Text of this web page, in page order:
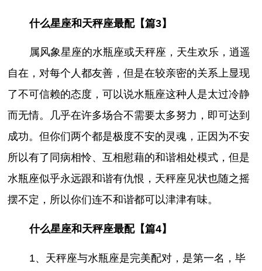
什么星座和天秤座最配【篇3】
属风象星座的水瓶座或天秤座，天生欢乐，逍遥
自在，对每个人都友善，但是在较亲密的关系上显现
了不可信赖的态度，可以说水瓶座这种人是太过冷静
而无情。几乎在许多场合不需要太多努力，即可达到
成功。但你们两个都是极度不安的灵魂，正因为不安
所以有了同病相怜、互相慰藉的和谐相处模式，但是
水瓶座似乎永远跟和谐有仇恨，天秤座见状也随之摇
摆不定，所以你们连不和谐都可以津津有味。
什么星座和天秤座最配【篇4】
1、天秤座与水瓶座是完美配对，是第一名，毕